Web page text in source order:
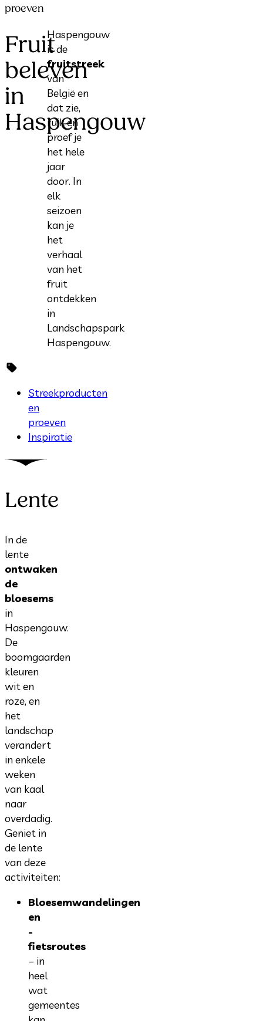
proeven
Fruit
beleven
in
Haspengouw
Haspengouw
is de
fruitstreek
van
België en
dat zie,
ruik en
proef je
het hele
jaar
door. In
elk
seizoen
kan je
het
verhaal
van het
fruit
ontdekken
in
Landschapspark
Haspengouw.
Streekproducten
en
proeven
Inspiratie
Lente
In de
lente
ontwaken
de
bloesems
in
Haspengouw.
De
boomgaarden
kleuren
wit en
roze, en
het
landschap
verandert
in enkele
weken
van kaal
naar
overdadig.
Geniet in
de lente
van deze
activiteiten:
Bloesemwandelingen
en
-
fietsroutes
– in
heel
wat
gemeentes